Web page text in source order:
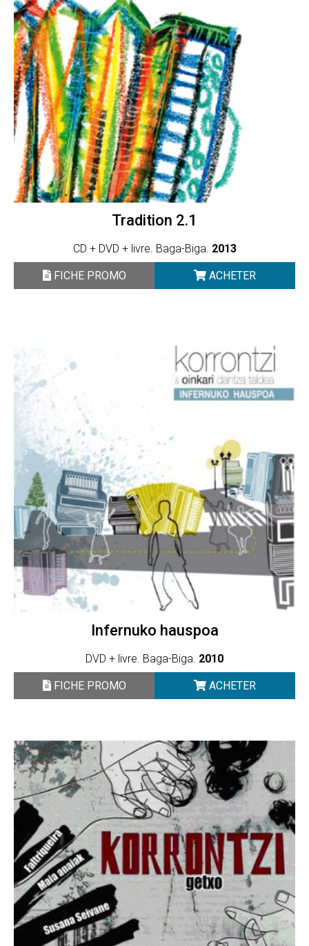
Tradition 2.1
CD + DVD + livre. Baga-Biga. 2013
FICHE PROMO ACHETER
Infernuko hauspoa
DVD + livre. Baga-Biga. 2010
FICHE PROMO ACHETER